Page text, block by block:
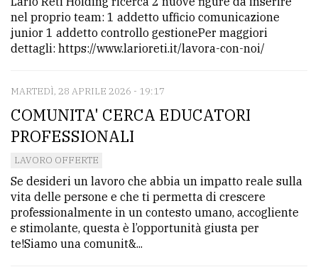
tua
pubblicità
per
comune
avanzata
LE
nel proprio team: 1 addetto ufficio comunicazione
junior 1 addetto controllo gestionePer maggiori
dettagli: https://www.larioreti.it/lavora-con-noi/
MARTEDÌ, 28 APRILE 2026 - 19:17
COMUNITA' CERCA EDUCATORI
PROFESSIONALI
LAVORO OFFERTE
Se desideri un lavoro che abbia un impatto reale sulla
vita delle persone e che ti permetta di crescere
professionalmente in un contesto umano, accogliente
e stimolante, questa è l’opportunità giusta per
te!Siamo una comunit&...